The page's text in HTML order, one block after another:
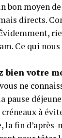
bon moyen
directs.
Ce qui
bien votre
ne
pause
créneaux à
la fin d’après-